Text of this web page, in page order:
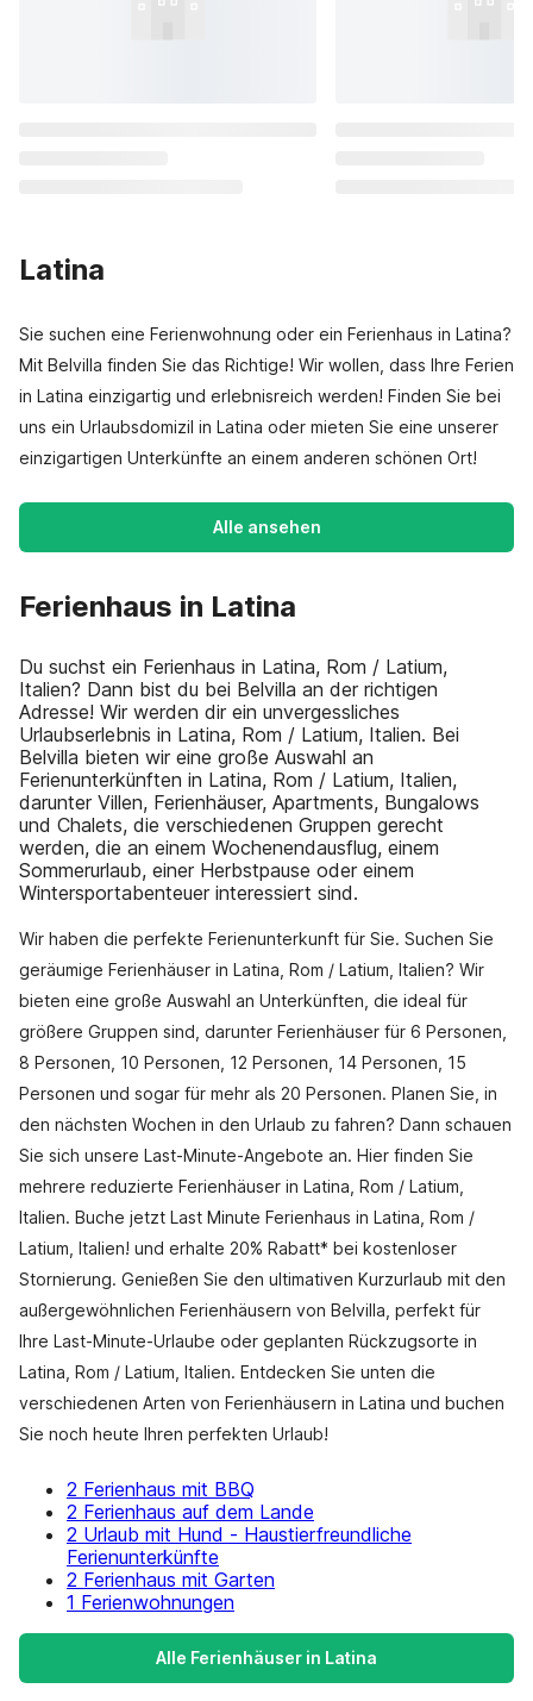
Latina
Sie suchen eine Ferienwohnung oder ein Ferienhaus in Latina?
Mit Belvilla finden Sie das Richtige! Wir wollen, dass Ihre Ferien
in Latina einzigartig und erlebnisreich werden! Finden Sie bei
uns ein Urlaubsdomizil in Latina oder mieten Sie eine unserer
einzigartigen Unterkünfte an einem anderen schönen Ort!
Alle ansehen
Ferienhaus in Latina
Du suchst ein Ferienhaus in Latina, Rom / Latium,
Italien? Dann bist du bei Belvilla an der richtigen
Adresse! Wir werden dir ein unvergessliches
Urlaubserlebnis in Latina, Rom / Latium, Italien. Bei
Belvilla bieten wir eine große Auswahl an
Ferienunterkünften in Latina, Rom / Latium, Italien,
darunter Villen, Ferienhäuser, Apartments, Bungalows
und Chalets, die verschiedenen Gruppen gerecht
werden, die an einem Wochenendausflug, einem
Sommerurlaub, einer Herbstpause oder einem
Wintersportabenteuer interessiert sind.
Wir haben die perfekte Ferienunterkunft für Sie. Suchen Sie
geräumige Ferienhäuser in Latina, Rom / Latium, Italien? Wir
bieten eine große Auswahl an Unterkünften, die ideal für
größere Gruppen sind, darunter Ferienhäuser für 6 Personen,
8 Personen, 10 Personen, 12 Personen, 14 Personen, 15
Personen und sogar für mehr als 20 Personen. Planen Sie, in
den nächsten Wochen in den Urlaub zu fahren? Dann schauen
Sie sich unsere Last-Minute-Angebote an. Hier finden Sie
mehrere reduzierte Ferienhäuser in Latina, Rom / Latium,
Italien. Buche jetzt Last Minute Ferienhaus in Latina, Rom /
Latium, Italien! und erhalte 20% Rabatt* bei kostenloser
Stornierung. Genießen Sie den ultimativen Kurzurlaub mit den
außergewöhnlichen Ferienhäusern von Belvilla, perfekt für
Ihre Last-Minute-Urlaube oder geplanten Rückzugsorte in
Latina, Rom / Latium, Italien. Entdecken Sie unten die
verschiedenen Arten von Ferienhäusern in Latina und buchen
Sie noch heute Ihren perfekten Urlaub!
2 Ferienhaus mit BBQ
2 Ferienhaus auf dem Lande
2 Urlaub mit Hund - Haustierfreundliche
Ferienunterkünfte
2 Ferienhaus mit Garten
1 Ferienwohnungen
Alle Ferienhäuser in Latina